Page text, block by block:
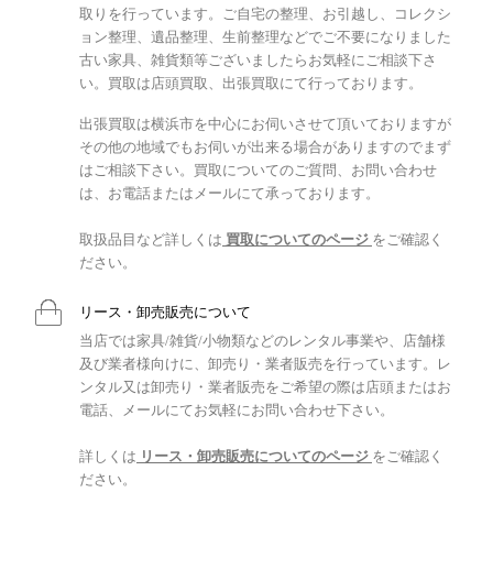
取りを行っています。ご自宅の整理、お引越し、コレクシ
ョン整理、遺品整理、生前整理などでご不要になりました
古い家具、雑貨類等ございましたらお気軽にご相談下さ
い。買取は店頭買取、出張買取にて行っております。
出張買取は横浜市を中心にお伺いさせて頂いておりますが
その他の地域でもお伺いが出来る場合がありますのでまず
はご相談下さい。買取についてのご質問、お問い合わせ
は、お電話またはメールにて承っております。
取扱品目など詳しくは 買取についてのページ をご確認く
ださい。
リース・卸売販売について
当店では家具/雑貨/小物類などのレンタル事業や、店舗様
及び業者様向けに、卸売り・業者販売を行っています。レ
ンタル又は卸売り・業者販売をご希望の際は店頭またはお
電話、メールにてお気軽にお問い合わせ下さい。
詳しくは リース・卸売販売についてのページ をご確認く
ださい。